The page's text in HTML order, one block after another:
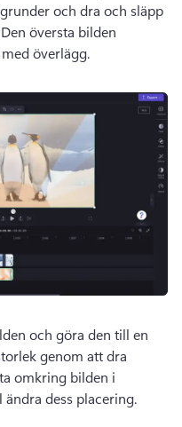
och dra och släpp
Den översta bilden
överlägg.
och göra den till en
genom att dra
omkring bilden i
dess placering.